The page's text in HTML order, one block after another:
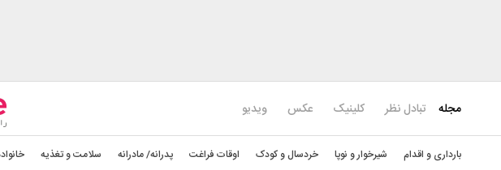
مجله تبادل نظر کلینیک عکس ویدیو
بارداری و اقدام شیرخوار و نوپا خردسال و کودک اوقات فراغت پدرانه/ مادرانه سلامت و تغذیه